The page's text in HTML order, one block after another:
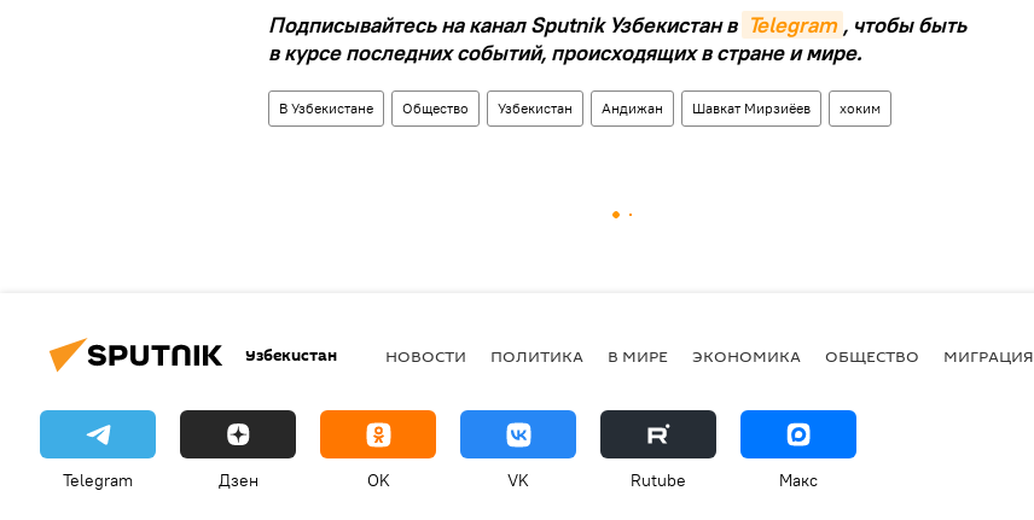
Подписывайтесь на канал Sputnik Узбекистан в Telegram , чтобы быть
в курсе последних событий, происходящих в стране и мире.
В Узбекистане Общество Узбекистан Андижан Шавкат Мирзиёев хоким
Узбекистан НОВОСТИ ПОЛИТИКА В МИРЕ ЭКОНОМИКА ОБЩЕСТВО МИГРАЦИЯ
Telegram Дзен OK VK Rutube Макс